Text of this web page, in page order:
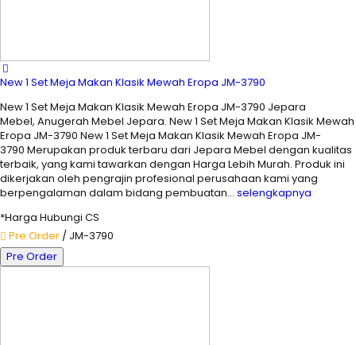
New 1 Set Meja Makan Klasik Mewah Eropa JM-3790
New 1 Set Meja Makan Klasik Mewah Eropa JM-3790 Jepara
Mebel, Anugerah Mebel Jepara. New 1 Set Meja Makan Klasik Mewah
Eropa JM-3790 New 1 Set Meja Makan Klasik Mewah Eropa JM-
3790 Merupakan produk terbaru dari Jepara Mebel dengan kualitas
terbaik, yang kami tawarkan dengan Harga Lebih Murah. Produk ini
dikerjakan oleh pengrajin profesional perusahaan kami yang
berpengalaman dalam bidang pembuatan… selengkapnya
*Harga Hubungi CS
Pre Order / JM-3790
Pre Order